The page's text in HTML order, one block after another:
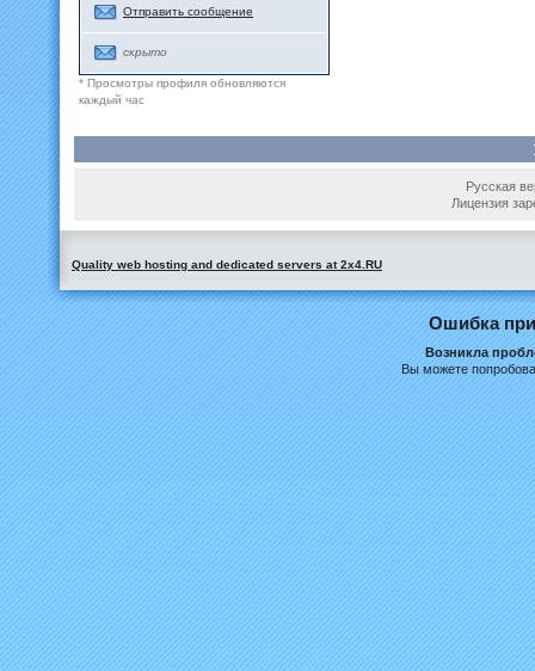
Отправить сообщение
скрыто
* Просмотры профиля обновляются
каждый час
Русская
Лицензия
Quality web hosting and dedicated servers at 2x4.RU
Ошибка при
Возникла
Вы можете